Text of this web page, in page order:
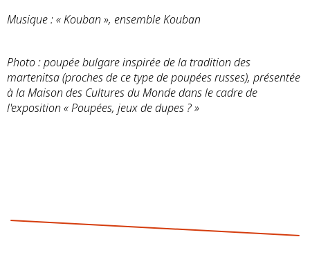
Musique : « Kouban », ensemble Kouban
Photo : poupée bulgare inspirée de la tradition des
martenitsa (proches de ce type de poupées russes), présentée
à la Maison des Cultures du Monde dans le cadre de
l'exposition « Poupées, jeux de dupes ? »